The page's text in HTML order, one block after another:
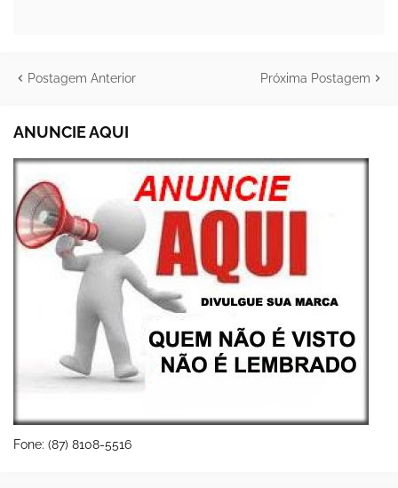
Postagem Anterior Próxima Postagem
ANUNCIE AQUI
Fone: (87) 8108-5516